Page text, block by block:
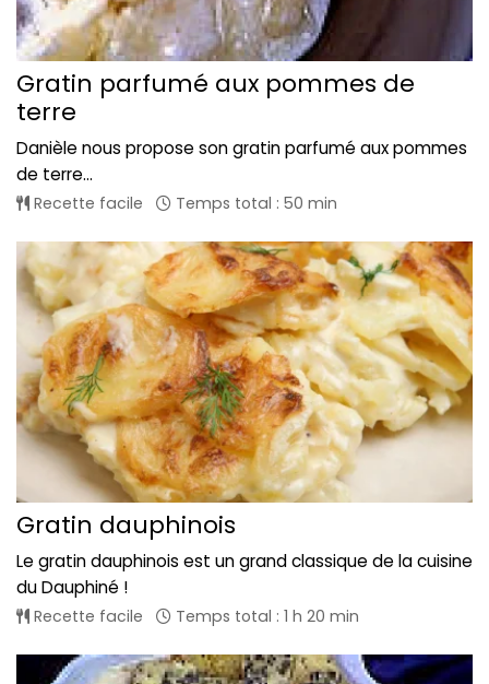
Gratin parfumé aux pommes de
terre
Danièle nous propose son gratin parfumé aux pommes
de terre...
Recette facile Temps total : 50 min
Gratin dauphinois
Le gratin dauphinois est un grand classique de la cuisine
du Dauphiné !
Recette facile Temps total : 1 h 20 min